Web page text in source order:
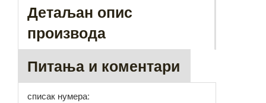
Детаљан опис
производа
Питања и коментари
списак нумера: